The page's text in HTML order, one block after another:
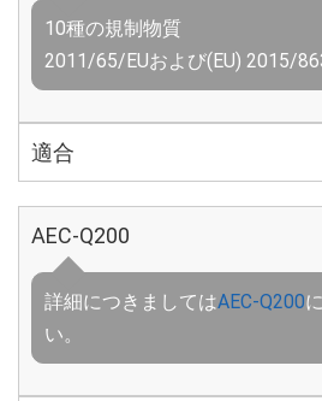
10種の規制物質
2011/65/EUおよび(EU) 2015/
適合
AEC-Q200
詳細につきましてはAEC-Q200
い。